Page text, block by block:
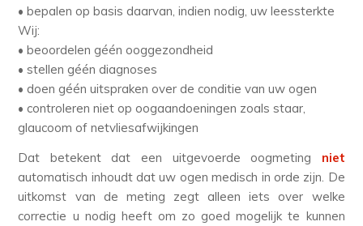
• bepalen op basis daarvan, indien nodig, uw leessterkte
Wij:
• beoordelen géén ooggezondheid
• stellen géén diagnoses
• doen géén uitspraken over de conditie van uw ogen
• controleren niet op oogaandoeningen zoals staar,
glaucoom of netvliesafwijkingen
Dat betekent dat een uitgevoerde oogmeting niet
automatisch inhoudt dat uw ogen medisch in orde zijn. De
uitkomst van de meting zegt alleen iets over welke
correctie u nodig heeft om zo goed mogelijk te kunnen